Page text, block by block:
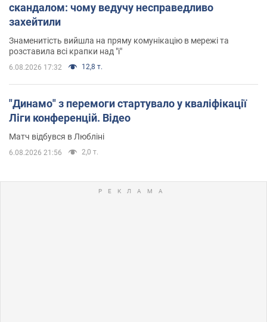
скандалом: чому ведучу несправедливо
захейтили
Знаменитість вийшла на пряму комунікацію в мережі та
розставила всі крапки над "і"
6.08.2026 17:32 12,8 т.
"Динамо" з перемоги стартувало у кваліфікації
Ліги конференцій. Відео
Матч відбувся в Любліні
6.08.2026 21:56 2,0 т.